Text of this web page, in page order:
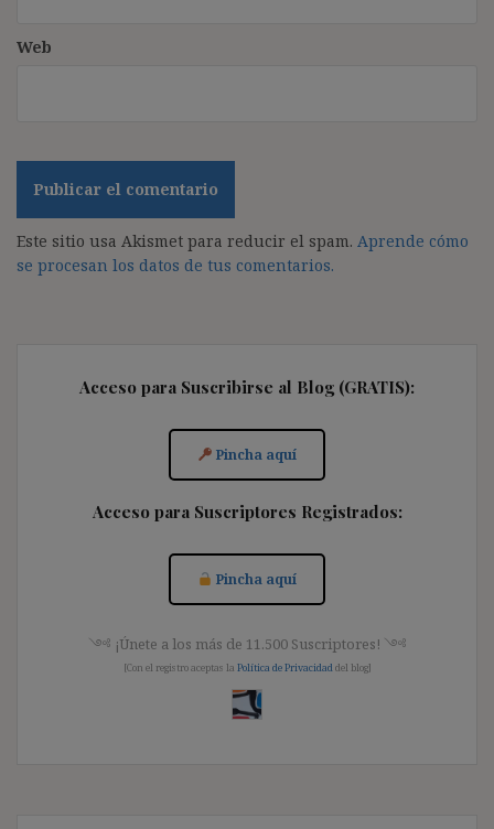
Web
Este sitio usa Akismet para reducir el spam. Aprende cómo
se procesan los datos de tus comentarios.
Acceso para Suscribirse al Blog (GRATIS):
Pincha aquí
Acceso para Suscriptores Registrados:
Pincha aquí
༺ ¡Únete a los más de 11.500 Suscriptores! ༺
[Con el registro aceptas la Política de Privacidad del blog]